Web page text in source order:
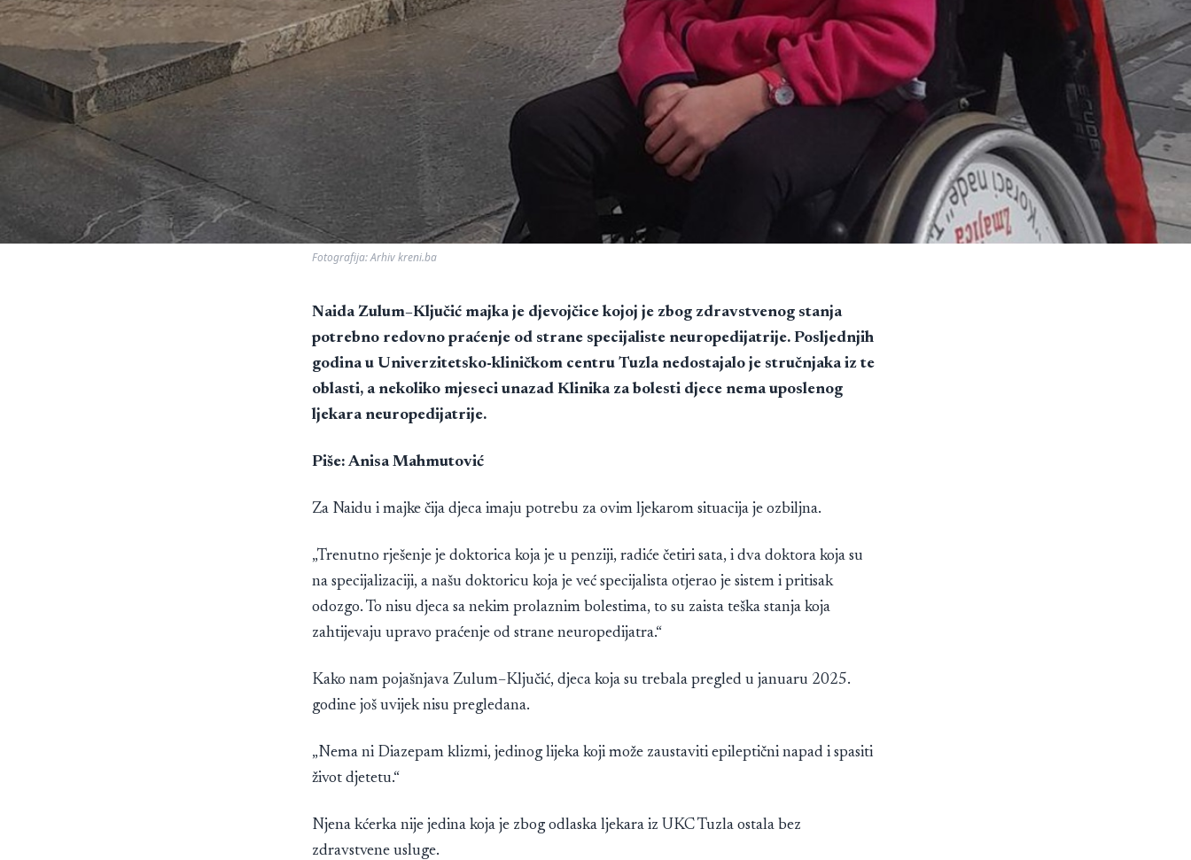
Fotografija: Arhiv kreni.ba
Naida Zulum–Ključić majka je djevojčice kojoj je zbog zdravstvenog stanja
potrebno redovno praćenje od strane specijaliste neuropedijatrije. Posljednjih
godina u Univerzitetsko-kliničkom centru Tuzla nedostajalo je stručnjaka iz te
oblasti, a nekoliko mjeseci unazad Klinika za bolesti djece nema uposlenog
ljekara neuropedijatrije.
Piše: Anisa Mahmutović
Za Naidu i majke čija djeca imaju potrebu za ovim ljekarom situacija je ozbiljna.
„Trenutno rješenje je doktorica koja je u penziji, radiće četiri sata, i dva doktora koja su
na specijalizaciji, a našu doktoricu koja je već specijalista otjerao je sistem i pritisak
odozgo. To nisu djeca sa nekim prolaznim bolestima, to su zaista teška stanja koja
zahtijevaju upravo praćenje od strane neuropedijatra.“
Kako nam pojašnjava Zulum–Ključić, djeca koja su trebala pregled u januaru 2025.
godine još uvijek nisu pregledana.
„Nema ni Diazepam klizmi, jedinog lijeka koji može zaustaviti epileptični napad i spasiti
život djetetu.“
Njena kćerka nije jedina koja je zbog odlaska ljekara iz UKC Tuzla ostala bez
zdravstvene usluge.